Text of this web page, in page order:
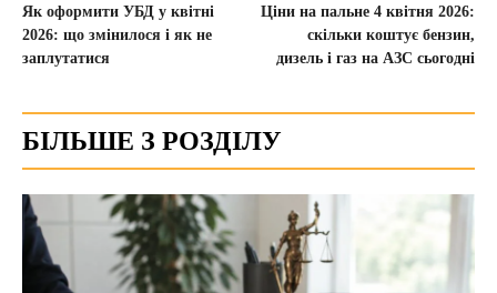
Як оформити УБД у квітні
2026: що змінилося і як не
заплутатися
Ціни на пальне 4 квітня 2026:
скільки коштує бензин,
дизель і газ на АЗС сьогодні
БІЛЬШЕ З РОЗДІЛУ